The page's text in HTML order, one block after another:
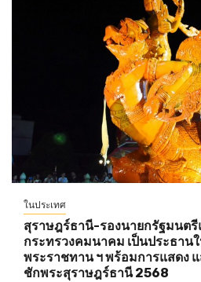
ในประเทศ
สุราษฎร์ธานี-รองนายกรัฐมนต
กระทรวงคมนาคม เป็นประธาน
พระราชทาน ฯ พร้อมการแสดง แ
ชักพระสุราษฎร์ธานี 2568